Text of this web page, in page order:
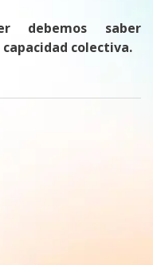
debemos saber
colectiva.